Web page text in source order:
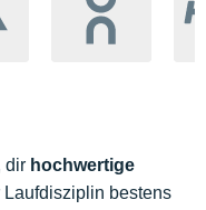
dir hochwertige
bestens